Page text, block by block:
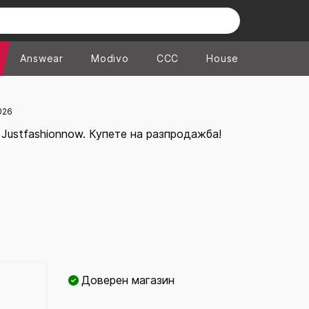
Answear Modivo CCC House
Купете на разпродажба!
Доверен магазин